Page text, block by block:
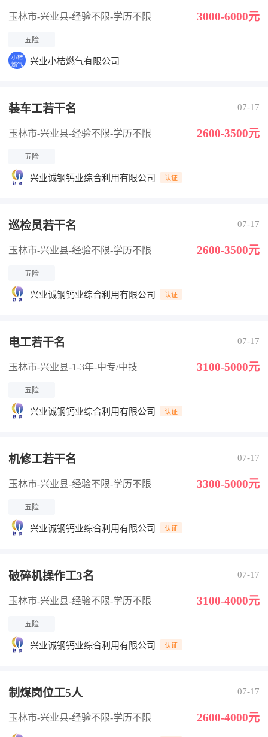
玉林市-兴业县-经验不限-学历不限 3000-6000元
五险
兴业小桔燃气有限公司
装车工若干名 07-17
玉林市-兴业县-经验不限-学历不限 2600-3500元
五险
兴业诚钢钙业综合利用有限公司 认证
巡检员若干名 07-17
玉林市-兴业县-经验不限-学历不限 2600-3500元
五险
兴业诚钢钙业综合利用有限公司 认证
电工若干名 07-17
玉林市-兴业县-1-3年-中专/中技 3100-5000元
五险
兴业诚钢钙业综合利用有限公司 认证
机修工若干名 07-17
玉林市-兴业县-经验不限-学历不限 3300-5000元
五险
兴业诚钢钙业综合利用有限公司 认证
破碎机操作工3名 07-17
玉林市-兴业县-经验不限-学历不限 3100-4000元
五险
兴业诚钢钙业综合利用有限公司 认证
制煤岗位工5人 07-17
玉林市-兴业县-经验不限-学历不限 2600-4000元